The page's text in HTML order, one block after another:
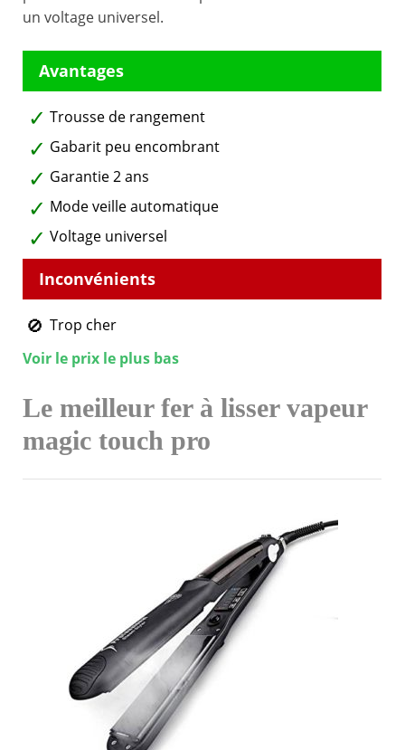
un voltage universel.
Trousse de rangement
Gabarit peu encombrant
Garantie 2 ans
Mode veille automatique
Voltage universel
Trop cher
Voir le prix le plus bas
Le meilleur fer à lisser vapeur
magic touch pro